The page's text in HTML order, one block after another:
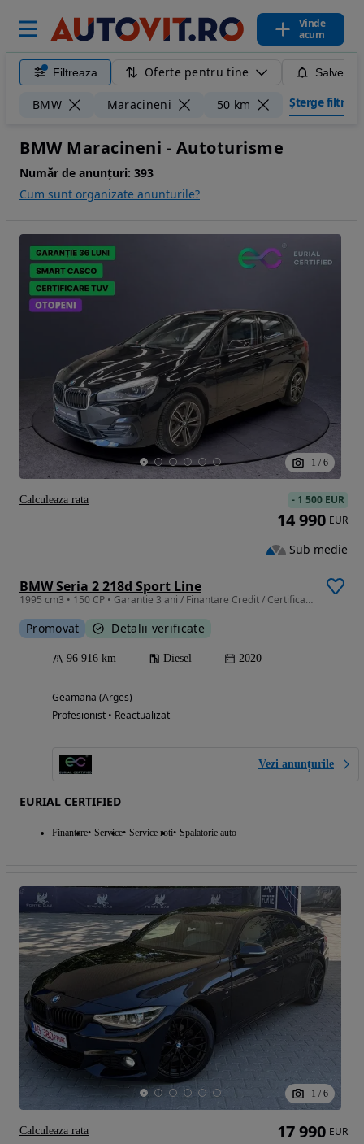
Vinde
acum
Filtreaza Oferte pentru tine
BMW Maracineni 50 km Șterge filtrele
BMW Maracineni - Autoturisme
Număr de anunțuri: 393
Cum sunt organizate anunturile?
1 / 6
BMW Seria 2 218d Sport Line
1995 cm3 • 150 CP • Garantie 3 ani / Finantare Credit / Certificare TUV
Promovat Detalii verificate
96 916 km Diesel 2020
Geamana (Arges)
Profesionist • Reactualizat
Vezi anunțurile
EURIAL CERTIFIED
Finantare Service Service roti Spalatorie auto
- 1 500 EUR
14 990 EUR
Sub medie
Calculeaza rata
1 / 6
17 990 EUR
Calculeaza rata